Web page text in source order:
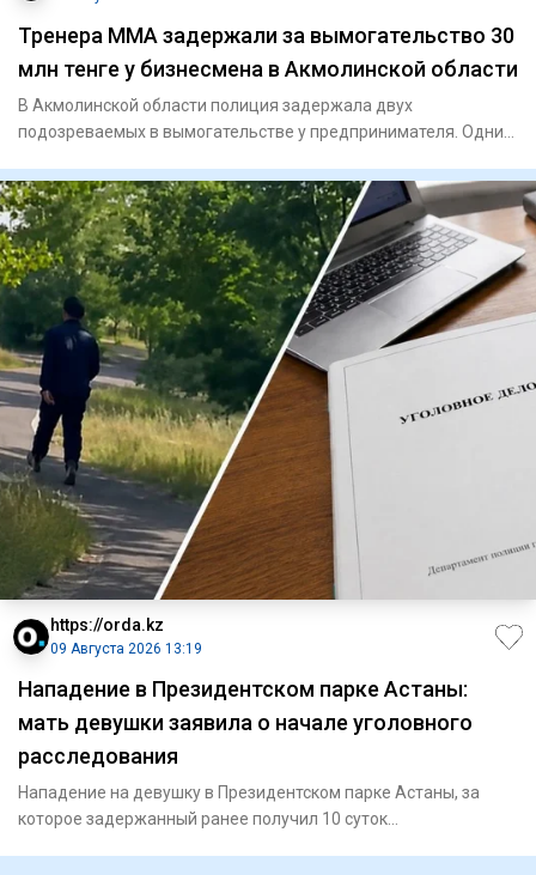
Тренера ММА задержали за вымогательство 30
млн тенге у бизнесмена в Акмолинской области
В Акмолинской области полиция задержала двух
подозреваемых в вымогательстве у предпринимателя. Одним
https://orda.kz
09 Августа 2026 13:19
Нападение в Президентском парке Астаны:
мать девушки заявила о начале уголовного
расследования
Нападение на девушку в Президентском парке Астаны, за
которое задержанный ранее получил 10 суток